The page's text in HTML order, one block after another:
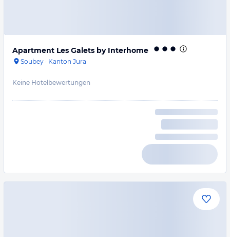
Apartment Les Galets by Interhome
Soubey · Kanton Jura
Keine Hotelbewertungen